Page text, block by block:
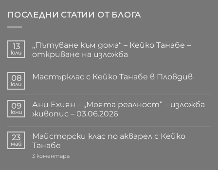
ПОСЛЕДНИ СТАТИИ ОТ БЛОГА
13
юли
„Пътуване към дома“ – Кейко Танабе –
откриване на изложба
за
„Пътуване
Кейко
Танабе
на
изложба
08
юли
Мастърклас с Кейко Танабе в Пловдив
Мастърклас
с
Кейко
Пловдив
09
юни
Ани Ехиян – „Моята реалност“ – изложба
живопис – 03.06.2026
за
Ани
Ехиян
–
23
май
Майсторски клас по акварел с Кейко
Танабе
3 коментараза